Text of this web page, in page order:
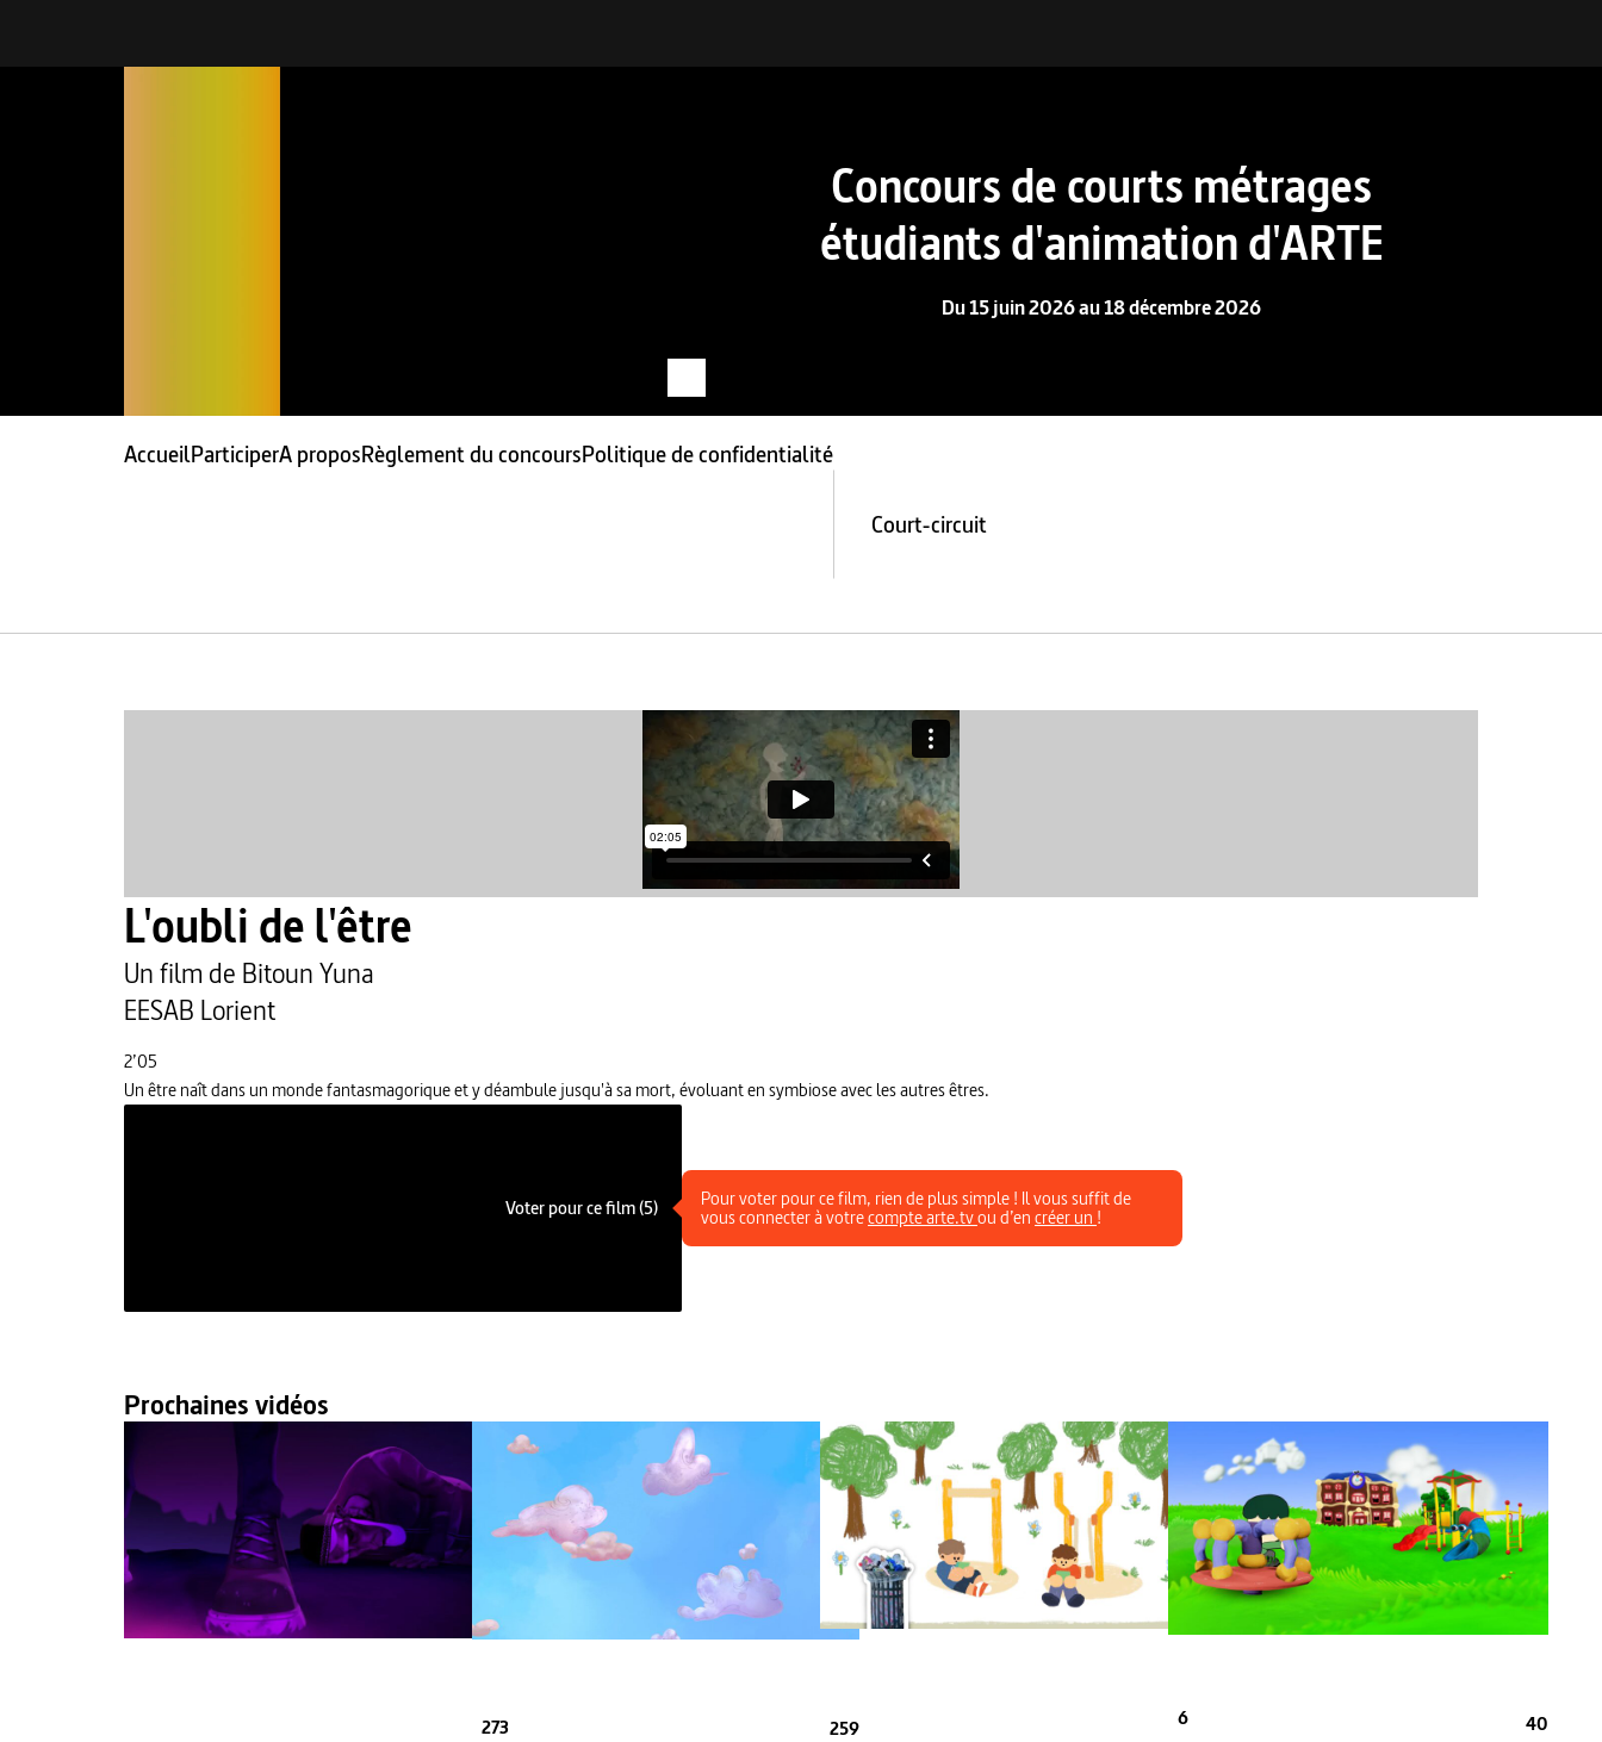
Concours de courts métrages
étudiants d'animation d'ARTE
Du 15 juin 2026 au 18 décembre 2026
AccueilParticiperA proposRèglement du concoursPolitique de confidentialité
Court-circuit
L'oubli de l'être
Un film de Bitoun Yuna
EESAB Lorient
2’05
Un être naît dans un monde fantasmagorique et y déambule jusqu'à sa mort, évoluant en symbiose avec les autres êtres.
Voter pour ce film (5) Pour voter pour ce film, rien de plus simple ! Il vous suffit de
vous connecter à votrecompte arte.tvou d’encréer un !
Prochaines vidéos
273 259 6 40